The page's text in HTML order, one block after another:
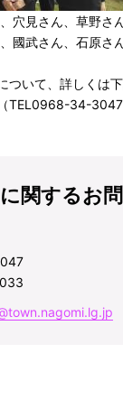
穴見さん、草野さ
國武さん、石原さ
ついて、詳しくは
TEL0968-34-3047
関するお